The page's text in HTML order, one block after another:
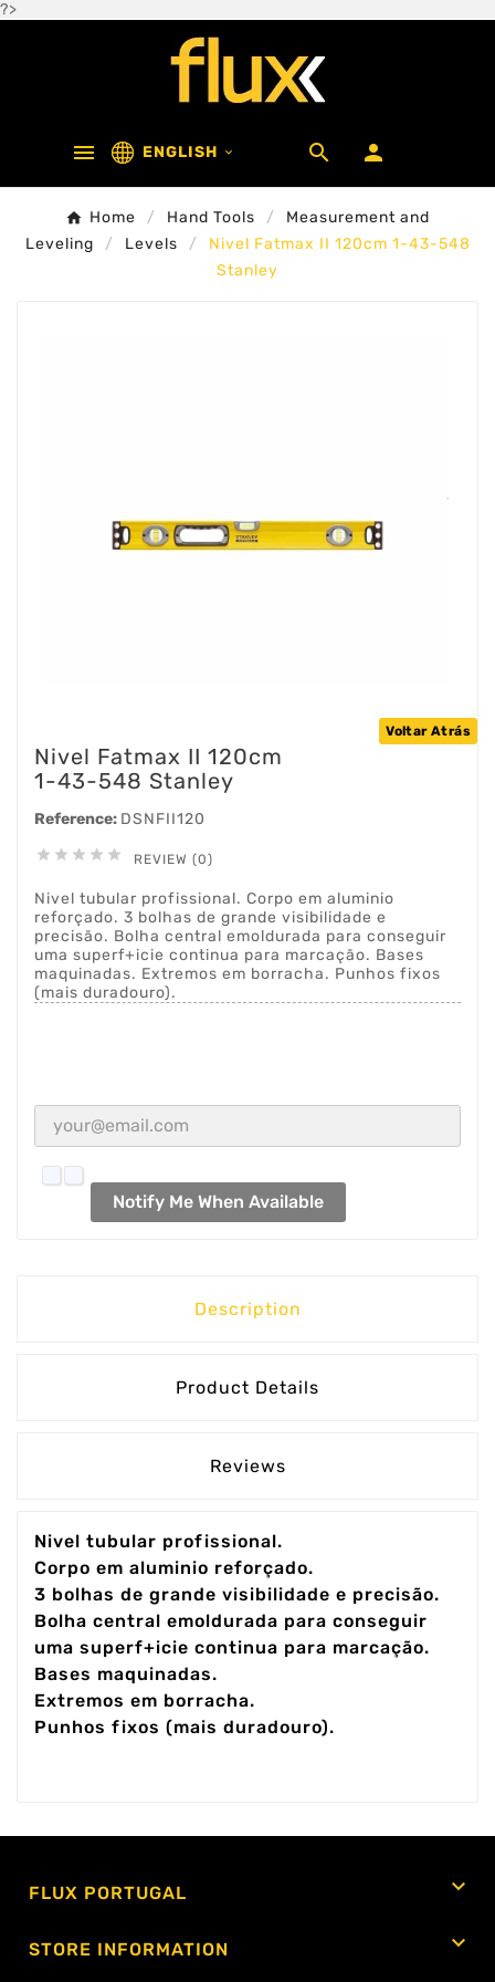
?>
 ENGLISH   
Home Hand Tools
Measurement and
Leveling
Levels
Nivel Fatmax II 120cm 1-43-548
Stanley
Voltar Atrás
Nivel Fatmax II 120cm
1-43-548 Stanley
Reference: DSNFII120
     REVIEW (0)
Nivel tubular profissional. Corpo em aluminio
reforçado. 3 bolhas de grande visibilidade e
precisão. Bolha central emoldurada para conseguir
uma superf+icie continua para marcação. Bases
maquinadas. Extremos em borracha. Punhos fixos
(mais duradouro).
Notify Me When Available
Description
Product Details
Reviews
Nivel tubular profissional.
Corpo em aluminio reforçado.
3 bolhas de grande visibilidade e precisão.
Bolha central emoldurada para conseguir
uma superf+icie continua para marcação.
Bases maquinadas.
Extremos em borracha.
Punhos fixos (mais duradouro).
FLUX PORTUGAL 
STORE INFORMATION 